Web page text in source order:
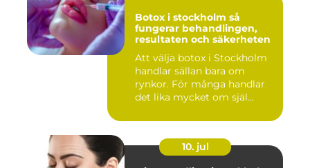
Botox i stockholm så
fungerar behandlingen,
resultaten och säkerheten
Att välja botox i Stockholm
handlar sällan bara om
rynkor. För många handlar
det lika mycket om själ...
10. jul